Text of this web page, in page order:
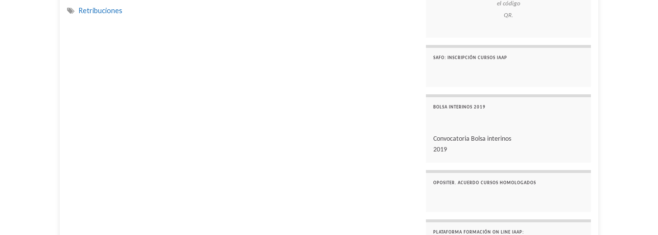
Retribuciones
el código
QR.
SAFO: INSCRIPCIÓN CURSOS IAAP
BOLSA INTERINOS 2019
Convocatoria Bolsa interinos
2019
OPOSITER. ACUERDO CURSOS HOMOLOGADOS
PLATAFORMA FORMACIÓN ON LINE IAAP: